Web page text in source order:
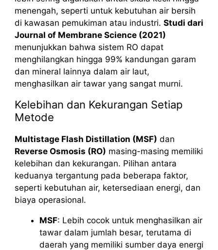
menengah, seperti untuk kebutuhan air bersih
di kawasan pemukiman atau industri. Studi dari
Journal of Membrane Science (2021)
menunjukkan bahwa sistem RO dapat
menghilangkan hingga 99% kandungan garam
dan mineral lainnya dalam air laut,
menghasilkan air tawar yang sangat murni.
Kelebihan dan Kekurangan Setiap
Metode
Multistage Flash Distillation (MSF) dan
Reverse Osmosis (RO) masing-masing memiliki
kelebihan dan kekurangan. Pilihan antara
keduanya tergantung pada beberapa faktor,
seperti kebutuhan air, ketersediaan energi, dan
biaya operasional.
MSF: Lebih cocok untuk menghasilkan air
tawar dalam jumlah besar, terutama di
daerah yang memiliki sumber daya energi